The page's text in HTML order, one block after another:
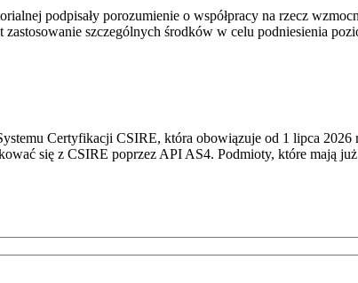
podpisały porozumienie o współpracy na rzecz
szczególnych środków w celu podniesienia
Certyfikacji CSIRE, która obowiązuje od 1 lipca
się z CSIRE poprzez API AS4. Podmioty, które mają